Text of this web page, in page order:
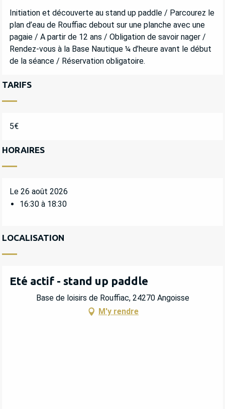
DESCRIPTION
Initiation et découverte au stand up paddle / Parcourez le
plan d’eau de Rouffiac debout sur une planche avec une
pagaie / A partir de 12 ans / Obligation de savoir nager /
Rendez-vous à la Base Nautique ¼ d’heure avant le début
de la séance / Réservation obligatoire.
TARIFS
5€
HORAIRES
Le 26 août 2026
16:30 à 18:30
LOCALISATION
Eté actif - stand up paddle
Base de loisirs de Rouffiac, 24270 Angoisse
M'y rendre